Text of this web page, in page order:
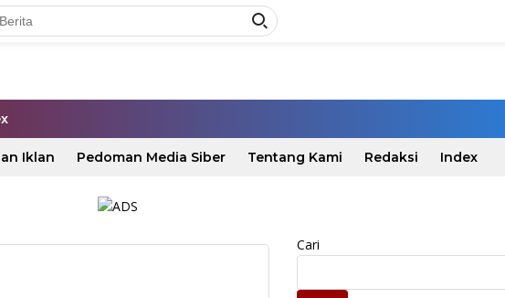
Iklan Pedoman Media Siber Tentang Kami Redaksi Index
Cari